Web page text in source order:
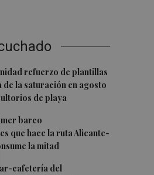
refuerzo de plantillas
de la saturación en agosto
de playa
barco
que hace la ruta Alicante-
la mitad
cafetería del